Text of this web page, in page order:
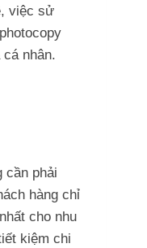
việc sử
nhân.
cần phải
hàng chỉ
cho nhu
kiệm chi